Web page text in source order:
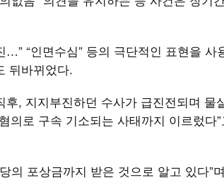
“인면수심” 등의 극단적인 표현을 사
뒤바뀌었다.
, 지지부진하던 수사가 급진전되며 물
의로 구속 기소되는 사태까지 이르렀다
포상금까지 받은 것으로 알고 있다”며